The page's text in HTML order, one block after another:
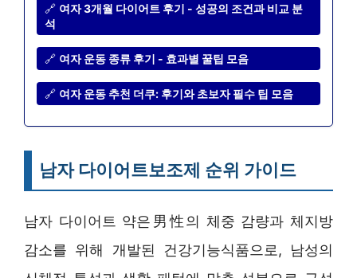
🔗 여자 3개월 다이어트 후기 - 성공의 조건과 비교 분
석
🔗 여자 운동 종류 후기 - 효과별 꿀팁 모음
🔗 여자 운동 추천 더쿠: 후기와 초보자 필수 팁 모음
남자 다이어트보조제 순위 가이드
남자 다이어트 약은男性의 체중 감량과 체지방
감소를 위해 개발된 건강기능식품으로, 남성의